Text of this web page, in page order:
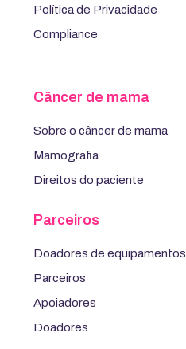
Política de Privacidade
Compliance
Câncer de mama
Sobre o câncer de mama
Mamografia
Direitos do paciente
Parceiros
Doadores de equipamentos
Parceiros
Apoiadores
Doadores